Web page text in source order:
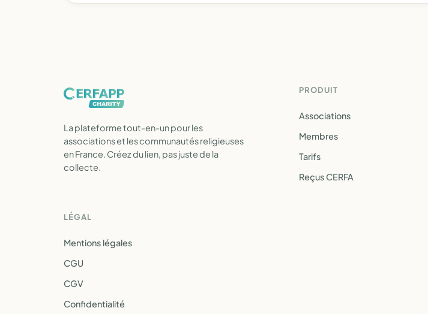
La plateforme tout-en-un pour les
associations et les communautés religieuses
en France. Créez du lien, pas juste de la
collecte.
PRODUIT
Associations
Membres
Tarifs
Reçus CERFA
LÉGAL
Mentions légales
CGU
CGV
Confidentialité